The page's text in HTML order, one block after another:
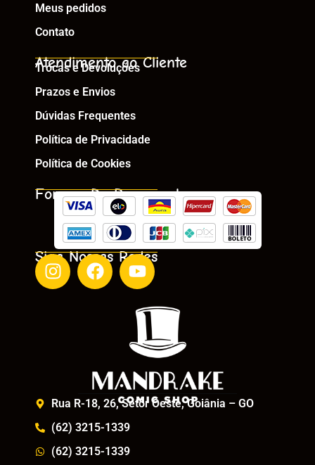
Meus pedidos
Contato
Atendimento ao Cliente
Trocas e Devoluções
Prazos e Envios
Dúvidas Frequentes
Política de Privacidade
Política de Cookies
Formas De Pagamento
Siga Nossas Redes
Rua R-18, 26, Setor Oeste, Goiânia – GO
(62) 3215-1339
(62) 3215-1339